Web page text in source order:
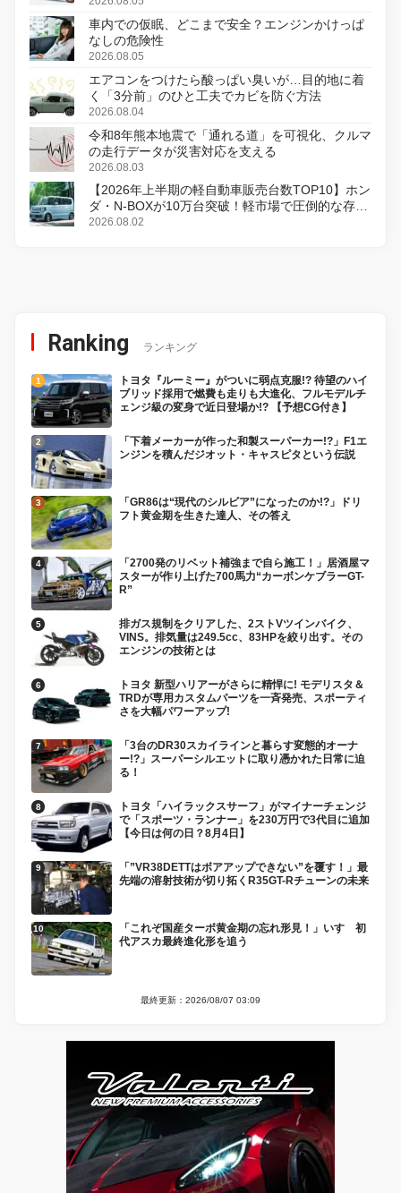
車内での仮眠、どこまで安全？エンジンかけっぱ
なしの危険性
2026.08.05
エアコンをつけたら酸っぱい臭いが…目的地に着
く「3分前」のひと工夫でカビを防ぐ方法
2026.08.04
令和8年熊本地震で「通れる道」を可視化、クルマ
の走行データが災害対応を支える
2026.08.03
【2026年上半期の軽自動車販売台数TOP10】ホン
ダ・N-BOXが10万台突破！軽市場で圧倒的な存在
感
2026.08.02
Ranking ランキング
トヨタ『ルーミー』がついに弱点克服!? 待望のハイ
ブリッド採用で燃費も走りも大進化、フルモデルチ
ェンジ級の変身で近日登場か!? 【予想CG付き】
「下着メーカーが作った和製スーパーカー!?」F1エ
ンジンを積んだジオット・キャスピタという伝説
「GR86は“現代のシルビア”になったのか!?」ドリ
フト黄金期を生きた達人、その答え
「2700発のリベット補強まで自ら施工！」居酒屋マ
スターが作り上げた700馬力“カーボンケブラーGT-
R”
排ガス規制をクリアした、2ストVツインバイク、
VINS。排気量は249.5cc、83HPを絞り出す。その
エンジンの技術とは
トヨタ 新型ハリアーがさらに精悍に! モデリスタ＆
TRDが専用カスタムパーツを一斉発売、スポーティ
さを大幅パワーアップ!
「3台のDR30スカイラインと暮らす変態的オーナ
ー!?」スーパーシルエットに取り憑かれた日常に迫
る！
トヨタ「ハイラックスサーフ」がマイナーチェンジ
で「スポーツ・ランナー」を230万円で3代目に追加
【今日は何の日？8月4日】
「”VR38DETTはボアアップできない”を覆す！」最
先端の溶射技術が切り拓くR35GT-Rチューンの未来
「これぞ国産ターボ黄金期の忘れ形見！」いすゞ初
代アスカ最終進化形を追う
最終更新：2026/08/07 03:09